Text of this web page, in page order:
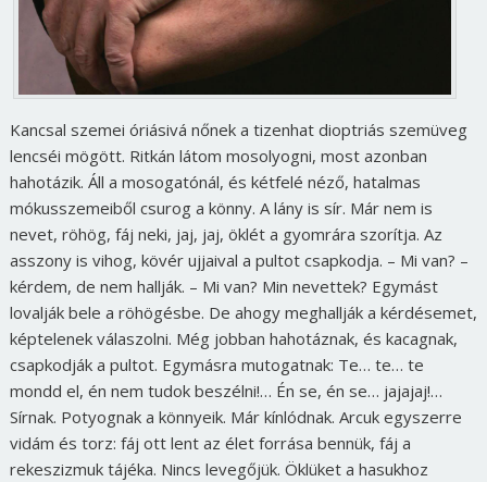
Kancsal szemei óriásivá nőnek a tizenhat dioptriás szemüveg
lencséi mögött. Ritkán látom mosolyogni, most azonban
hahotázik. Áll a mosogatónál, és kétfelé néző, hatalmas
mókusszemeiből csurog a könny. A lány is sír. Már nem is
nevet, röhög, fáj neki, jaj, jaj, öklét a gyomrára szorítja. Az
asszony is vihog, kövér ujjaival a pultot csapkodja. – Mi van? –
kérdem, de nem hallják. – Mi van? Min nevettek? Egymást
lovalják bele a röhögésbe. De ahogy meghallják a kérdésemet,
képtelenek válaszolni. Még jobban hahotáznak, és kacagnak,
csapkodják a pultot. Egymásra mutogatnak: Te… te… te
mondd el, én nem tudok beszélni!… Én se, én se… jajajaj!…
Sírnak. Potyognak a könnyeik. Már kínlódnak. Arcuk egyszerre
vidám és torz: fáj ott lent az élet forrása bennük, fáj a
rekeszizmuk tájéka. Nincs levegőjük. Öklüket a hasukhoz